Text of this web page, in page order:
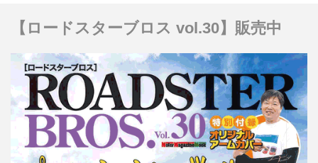
【ロードスターブロス vol.30】販売中